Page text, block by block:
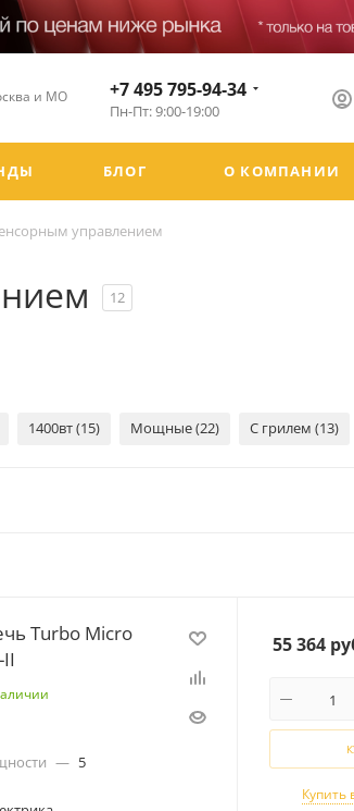
и МО +7 495 795-94-34
Пн-Пт: 9:00-19:00
БЛОГ О КОМПАНИИ
управлением
12
1400вт (15) Мощные (22) С грилем (13)
Turbo Micro
— 5
55 364
Купить